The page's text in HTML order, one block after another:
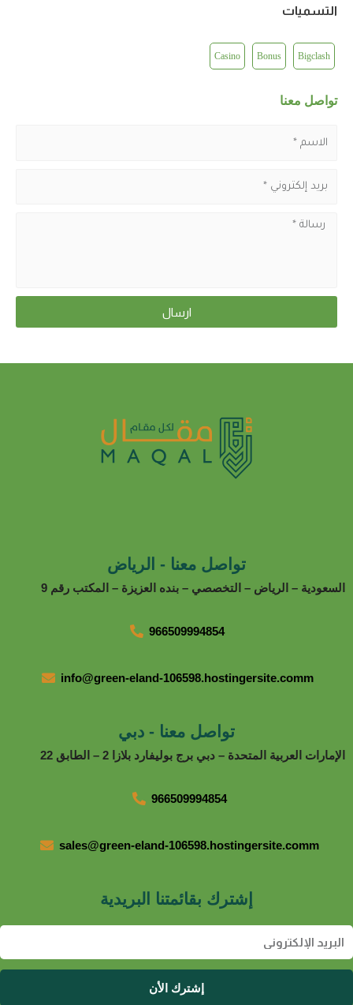
التسميات
Bigclash
Bonus
Casino
تواصل معنا
ارسال
تواصل معنا - الرياض
– الرياض – التخصصي – بنده العزيزة – المكتب رقم 9
966509994854
info@green-eland-106598.hostingersite.comm
تواصل معنا - دبي
العربية المتحدة – دبي برج بوليفارد بلازا 2 – الطابق 22
966509994854
sales@green-eland-106598.hostingersite.comm
إشترك بقائمتنا البريدية
إشترك الأن